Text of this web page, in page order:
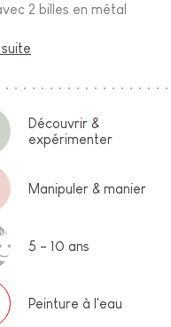
2 billes en métal
Découvrir &
expérimenter
Manipuler & manier
5 - 10 ans
Peinture à l'eau